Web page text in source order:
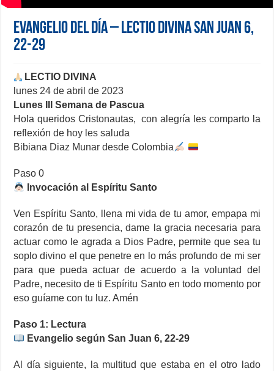
Evangelio del día – Lectio Divina San Juan 6,
22-29
LECTIO DIVINA
lunes 24 de abril de 2023
Lunes III Semana de Pascua
Hola queridos Cristonautas, con alegría les comparto la
reflexión de hoy les saluda
Bibiana Diaz Munar desde Colombia
Paso 0
Invocación al Espíritu Santo
Ven Espíritu Santo, llena mi vida de tu amor, empapa mi
corazón de tu presencia, dame la gracia necesaria para
actuar como le agrada a Dios Padre, permite que sea tu
soplo divino el que penetre en lo más profundo de mi ser
para que pueda actuar de acuerdo a la voluntad del
Padre, necesito de ti Espíritu Santo en todo momento por
eso guíame con tu luz. Amén
Paso 1: Lectura
Evangelio según San Juan 6, 22-29
Al día siguiente, la multitud que estaba en el otro lado